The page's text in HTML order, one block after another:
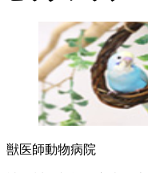
獣医師動物病院